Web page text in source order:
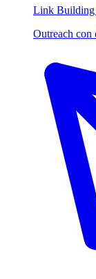
Link Building
Outreach con